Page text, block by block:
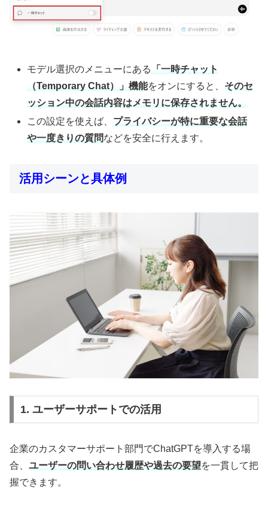
モデル選択のメニューにある
「一時チャット
（Temporary Chat）」機能をオンにすると、 そのセ
ッション中の会話内容はメモリに保存されません。
この設定を使えば、 プライバシーが特に重要な会話
や一度きりの質問などを安全に行えます。
活用シーンと具体例
1. ユーザーサポートでの活用
企業のカスタマーサポート部門でChatGPTを導入する場
合、 ユーザーの問い合わせ履歴や過去の要望を一貫して把
握できます。